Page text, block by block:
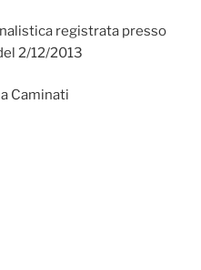
registrata presso
2/12/2013
Caminati